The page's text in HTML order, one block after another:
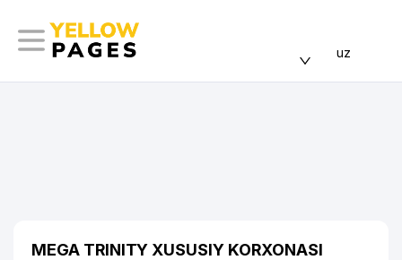
uz
MEGA TRINITY XUSUSIY KORXONASI